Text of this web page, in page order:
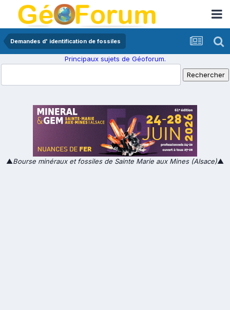
Demandes d' identification de fossiles
Principaux sujets de Géoforum.
▲Bourse minéraux et fossiles de Sainte Marie aux Mines (Alsace)▲